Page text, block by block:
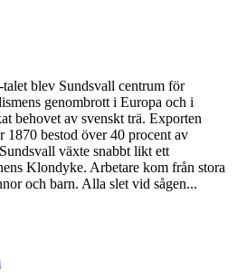
blev Sundsvall centrum för
genombrott i Europa och i
behovet av svenskt trä. Exporten
1870 bestod över 40 procent av
växte snabbt likt ett
Klondyke. Arbetare kom från stora
och barn. Alla slet vid sågen...